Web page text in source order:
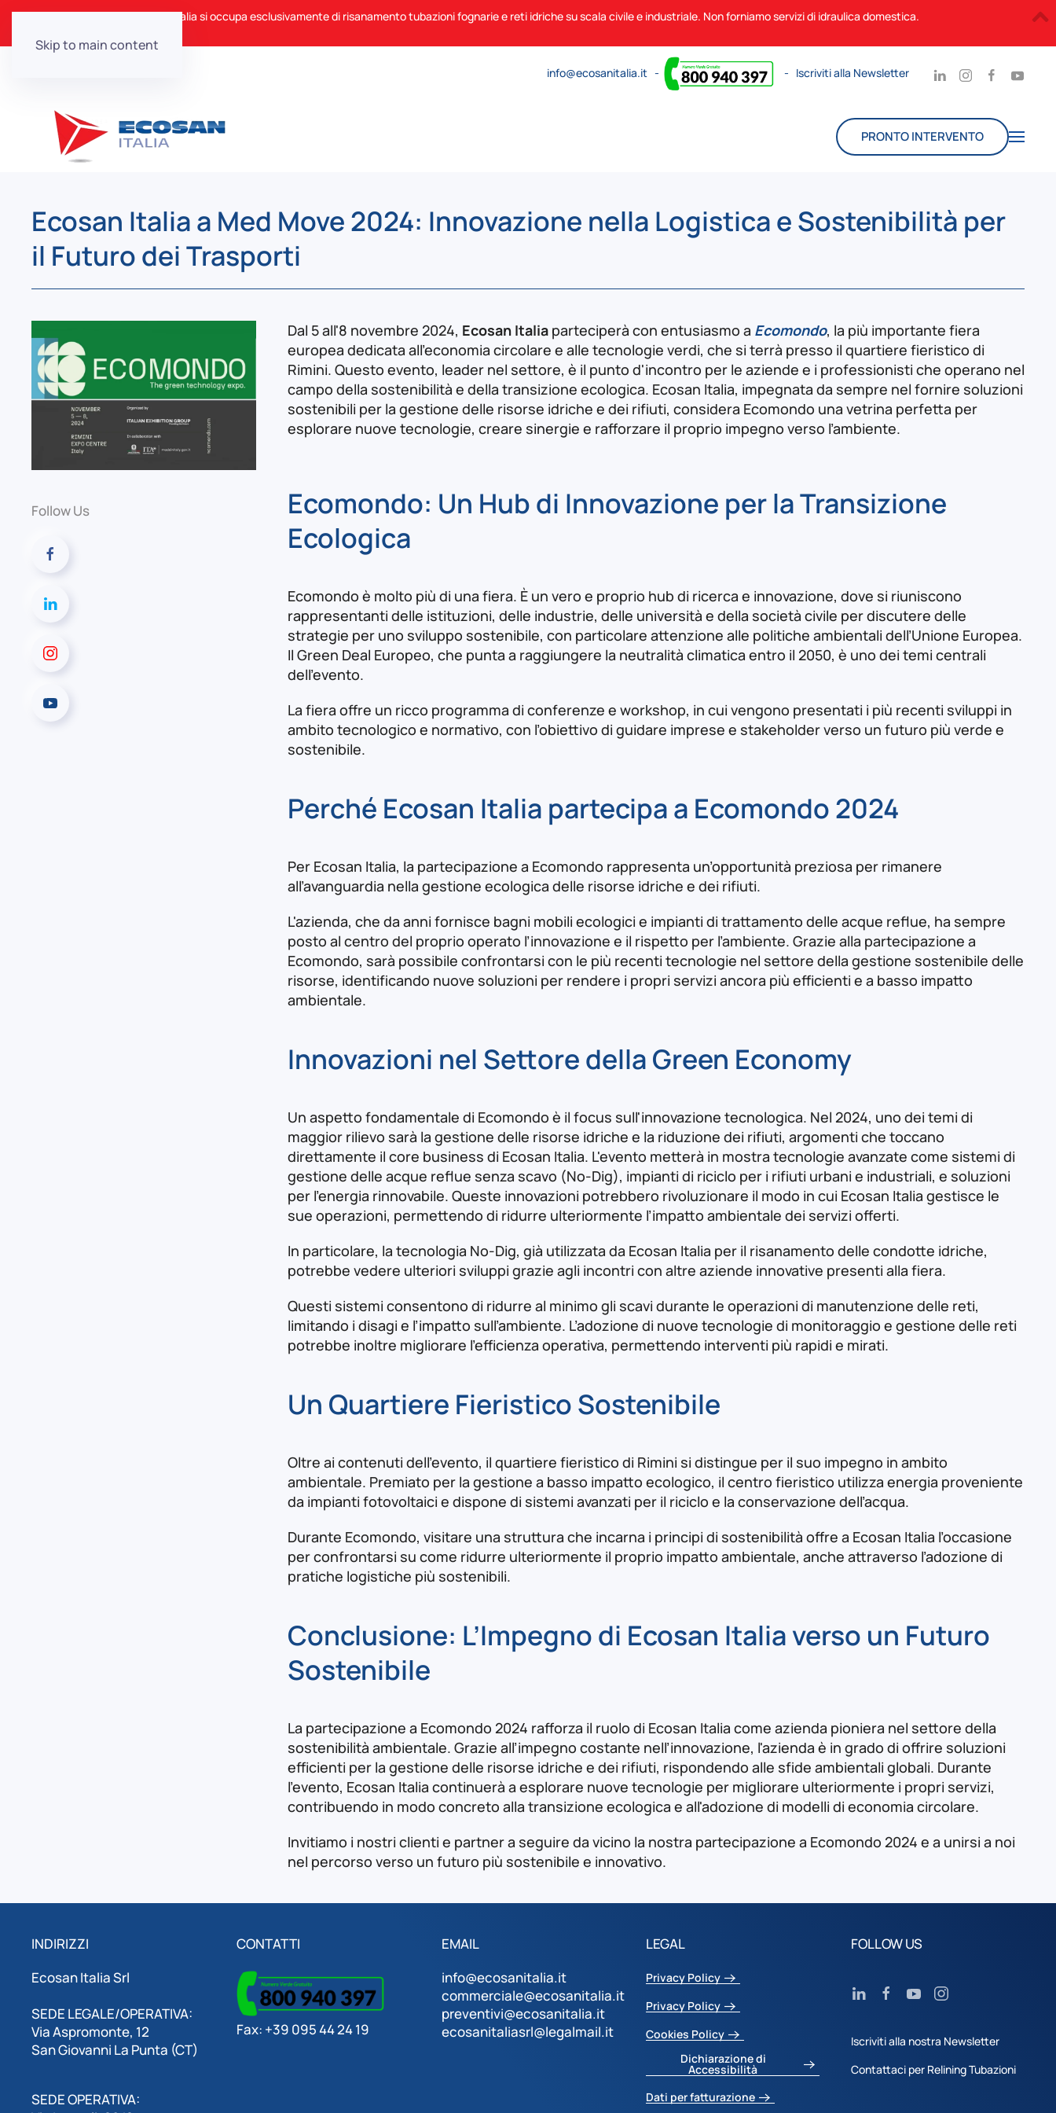
Skip to main content
ℹ️ Nota: Ecosan Italia si occupa esclusivamente di risanamento tubazioni fognarie e reti idriche su scala civile e industriale. Non forniamo servizi di idraulica domestica.
info@ecosanitalia.it - - Iscriviti alla Newsletter
PRONTO INTERVENTO
Ecosan Italia a Med Move 2024: Innovazione nella Logistica e Sostenibilità per
il Futuro dei Trasporti
Follow Us
Dal 5 all'8 novembre 2024, Ecosan Italia parteciperà con entusiasmo a Ecomondo, la più importante fiera
europea dedicata all’economia circolare e alle tecnologie verdi, che si terrà presso il quartiere fieristico di
Rimini. Questo evento, leader nel settore, è il punto d'incontro per le aziende e i professionisti che operano nel
campo della sostenibilità e della transizione ecologica. Ecosan Italia, impegnata da sempre nel fornire soluzioni
sostenibili per la gestione delle risorse idriche e dei rifiuti, considera Ecomondo una vetrina perfetta per
esplorare nuove tecnologie, creare sinergie e rafforzare il proprio impegno verso l’ambiente.
Ecomondo: Un Hub di Innovazione per la Transizione
Ecologica
Ecomondo è molto più di una fiera. È un vero e proprio hub di ricerca e innovazione, dove si riuniscono
rappresentanti delle istituzioni, delle industrie, delle università e della società civile per discutere delle
strategie per uno sviluppo sostenibile, con particolare attenzione alle politiche ambientali dell’Unione Europea.
Il Green Deal Europeo, che punta a raggiungere la neutralità climatica entro il 2050, è uno dei temi centrali
dell'evento.
La fiera offre un ricco programma di conferenze e workshop, in cui vengono presentati i più recenti sviluppi in
ambito tecnologico e normativo, con l’obiettivo di guidare imprese e stakeholder verso un futuro più verde e
sostenibile​.
Perché Ecosan Italia partecipa a Ecomondo 2024
Per Ecosan Italia, la partecipazione a Ecomondo rappresenta un’opportunità preziosa per rimanere
all’avanguardia nella gestione ecologica delle risorse idriche e dei rifiuti.
L'azienda, che da anni fornisce bagni mobili ecologici e impianti di trattamento delle acque reflue, ha sempre
posto al centro del proprio operato l’innovazione e il rispetto per l’ambiente. Grazie alla partecipazione a
Ecomondo, sarà possibile confrontarsi con le più recenti tecnologie nel settore della gestione sostenibile delle
risorse, identificando nuove soluzioni per rendere i propri servizi ancora più efficienti e a basso impatto
ambientale.
Innovazioni nel Settore della Green Economy
Un aspetto fondamentale di Ecomondo è il focus sull'innovazione tecnologica. Nel 2024, uno dei temi di
maggior rilievo sarà la gestione delle risorse idriche e la riduzione dei rifiuti, argomenti che toccano
direttamente il core business di Ecosan Italia. L'evento metterà in mostra tecnologie avanzate come sistemi di
gestione delle acque reflue senza scavo (No-Dig), impianti di riciclo per i rifiuti urbani e industriali, e soluzioni
per l'energia rinnovabile. Queste innovazioni potrebbero rivoluzionare il modo in cui Ecosan Italia gestisce le
sue operazioni, permettendo di ridurre ulteriormente l’impatto ambientale dei servizi offerti​.
In particolare, la tecnologia No-Dig, già utilizzata da Ecosan Italia per il risanamento delle condotte idriche,
potrebbe vedere ulteriori sviluppi grazie agli incontri con altre aziende innovative presenti alla fiera.
Questi sistemi consentono di ridurre al minimo gli scavi durante le operazioni di manutenzione delle reti,
limitando i disagi e l’impatto sull’ambiente. L’adozione di nuove tecnologie di monitoraggio e gestione delle reti
potrebbe inoltre migliorare l’efficienza operativa, permettendo interventi più rapidi e mirati.
Un Quartiere Fieristico Sostenibile
Oltre ai contenuti dell’evento, il quartiere fieristico di Rimini si distingue per il suo impegno in ambito
ambientale. Premiato per la gestione a basso impatto ecologico, il centro fieristico utilizza energia proveniente
da impianti fotovoltaici e dispone di sistemi avanzati per il riciclo e la conservazione dell’acqua​.
Durante Ecomondo, visitare una struttura che incarna i principi di sostenibilità offre a Ecosan Italia l’occasione
per confrontarsi su come ridurre ulteriormente il proprio impatto ambientale, anche attraverso l’adozione di
pratiche logistiche più sostenibili.
Conclusione: L’Impegno di Ecosan Italia verso un Futuro
Sostenibile
La partecipazione a Ecomondo 2024 rafforza il ruolo di Ecosan Italia come azienda pioniera nel settore della
sostenibilità ambientale. Grazie all’impegno costante nell’innovazione, l'azienda è in grado di offrire soluzioni
efficienti per la gestione delle risorse idriche e dei rifiuti, rispondendo alle sfide ambientali globali. Durante
l'evento, Ecosan Italia continuerà a esplorare nuove tecnologie per migliorare ulteriormente i propri servizi,
contribuendo in modo concreto alla transizione ecologica e all'adozione di modelli di economia circolare.
Invitiamo i nostri clienti e partner a seguire da vicino la nostra partecipazione a Ecomondo 2024 e a unirsi a noi
nel percorso verso un futuro più sostenibile e innovativo.
INDIRIZZI
Ecosan Italia Srl
SEDE LEGALE/OPERATIVA:
Via Aspromonte, 12
San Giovanni La Punta (CT)
SEDE OPERATIVA:
CONTATTI
Fax: +39 095 44 24 19
EMAIL
info@ecosanitalia.it
commerciale@ecosanitalia.it
preventivi@ecosanitalia.it
ecosanitaliasrl@legalmail.it
LEGAL
Privacy Policy
Privacy Policy
Cookies Policy
Dichiarazione di
Accessibilità
Dati per fatturazione
FOLLOW US
Iscriviti alla nostra Newsletter
Contattaci per Relining Tubazioni